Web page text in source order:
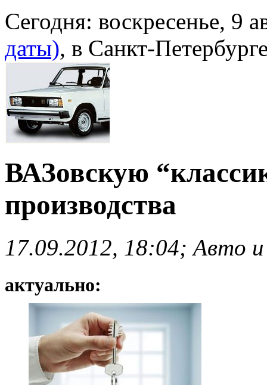
Сегодня: воскресенье, 9
даты), в Санкт-
ВАЗовскую
производства
17.09.2012, 18:04; Авто и
актуально: